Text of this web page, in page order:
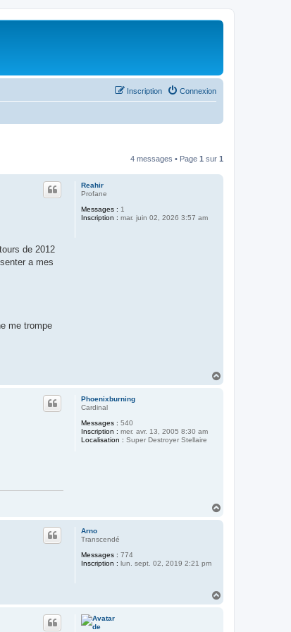
Connexion
Inscription
4 messages • Page 1 sur 1
Reahir
Profane
Messages : 1
Inscription : mar. juin 02, 2026 3:57 am
de 2012
a mes
me trompe
Phoenixburning
Cardinal
Messages : 540
Inscription : mer. avr. 13, 2005 8:30 am
Localisation : Super Destroyer Stellaire
Arno
Transcendé
Messages : 774
Inscription : lun. sept. 02, 2019 2:21 pm